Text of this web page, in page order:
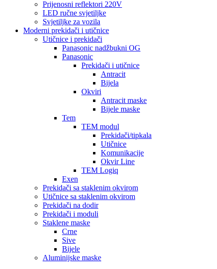
Prijenosni reflektori 220V
LED ručne svjetiljke
Svjetiljke za vozila
Moderni prekidači i utičnice
Utičnice i prekidači
Panasonic nadžbukni OG
Panasonic
Prekidači i utičnice
Antracit
Bijela
Okviri
Antracit maske
Bijele maske
Tem
TEM modul
Prekidači/tipkala
Utičnice
Komunikacije
Okvir Line
TEM Logiq
Exen
Prekidači sa staklenim okvirom
Utičnice sa staklenim okvirom
Prekidači na dodir
Prekidači i moduli
Staklene maske
Crne
Sive
Bijele
Aluminijske maske